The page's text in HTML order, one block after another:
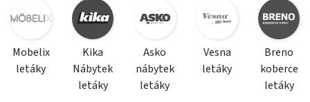
Mobelix
letáky
Kika
Nábytek
letáky
Asko
nábytek
letáky
Vesna
letáky
Breno
koberce
letáky